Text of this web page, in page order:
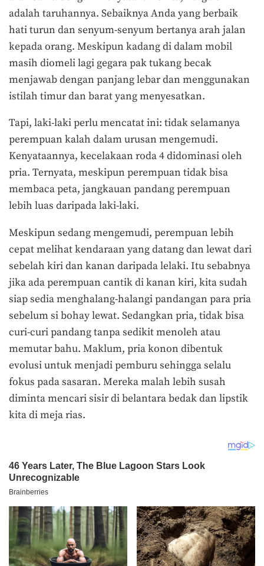
adalah taruhannya. Sebaiknya Anda yang berbaik
hati turun dan senyum-senyum bertanya arah jalan
kepada orang. Meskipun kadang di dalam mobil
masih diomeli lagi gegara pak tukang becak
menjawab dengan panjang lebar dan menggunakan
istilah timur dan barat yang menyesatkan.
Tapi, laki-laki perlu mencatat ini: tidak selamanya
perempuan kalah dalam urusan mengemudi.
Kenyataannya, kecelakaan roda 4 didominasi oleh
pria. Ternyata, meskipun perempuan tidak bisa
membaca peta, jangkauan pandang perempuan
lebih luas daripada laki-laki.
Meskipun sedang mengemudi, perempuan lebih
cepat melihat kendaraan yang datang dan lewat dari
sebelah kiri dan kanan daripada lelaki. Itu sebabnya
jika ada perempuan cantik di kanan kiri, kita sudah
siap sedia menghalang-halangi pandangan para pria
sebelum si bohay lewat. Sedangkan pria, tidak bisa
curi-curi pandang tanpa sedikit menoleh atau
memutar bahu. Maklum, pria konon dibentuk
evolusi untuk menjadi pemburu sehingga selalu
fokus pada sasaran. Mereka malah lebih susah
diminta mencari sisir di belantara bedak dan lipstik
kita di meja rias.